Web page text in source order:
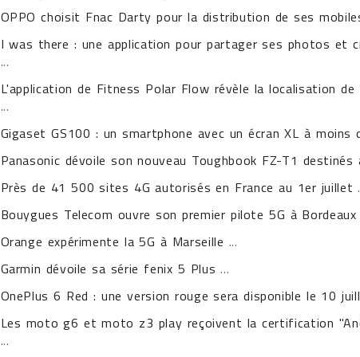
OPPO choisit Fnac Darty pour la distribution de ses
I was there : une application pour partager ses photos et
...
L'application de Fitness Polar Flow révèle la localisation
...
Gigaset GS100 : un smartphone avec un écran XL à moins
Panasonic dévoile son nouveau Toughbook FZ-T1 destinés
Près de 41 500 sites 4G autorisés en France au 1er juillet
Bouygues Telecom ouvre son premier pilote 5G à Bordeaux
Orange expérimente la 5G à Marseille ...
Garmin dévoile sa série fenix 5 Plus ...
OnePlus 6 Red : une version rouge sera disponible le 10
Les moto g6 et moto z3 play reçoivent la certification
...